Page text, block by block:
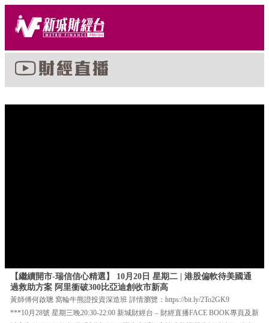
【繼續開市-瑞信信心精選】 10月20日 星期二 | 港股偏軟待美國通
過救助方案 阿里衝破300比亞迪創收市新高
黃師傅何啟聰 窩輪牛熊證投資深造班 詳情瀏覽：https://bit.ly/2To2GK9
***10月28號 星期三晚20:30-22:00 新城財經台 – 財經直播FACE BOOK專頁及新